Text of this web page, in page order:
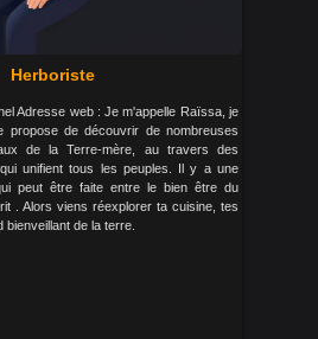
Herboriste
Adresse web : Je m'appelle Raïssa, je
propose de découvrir de nombreuses
de la Terre-mère, au travers des
unifient tous les peuples. Il y a une
peut être faite entre le bien être du
. Alors viens réexplorer ta cuisine, tes
de la terre.